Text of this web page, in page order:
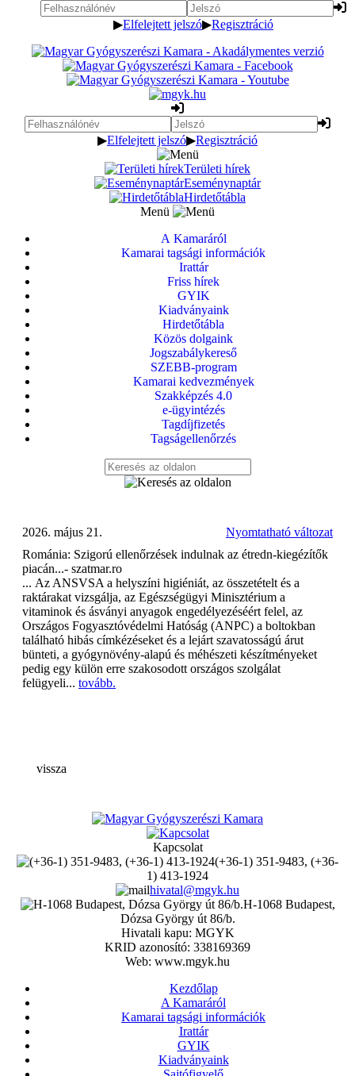
▶Elfelejtett jelszó▶Regisztráció
▶Elfelejtett jelszó▶Regisztráció
Területi hírek
Eseménynaptár
Hirdetőtábla
Menü
A Kamaráról
Kamarai tagsági információk
Irattár
Friss hírek
GYIK
Kiadványaink
Hirdetőtábla
Közös dolgaink
Jogszabálykereső
SZEBB-program
Kamarai kedvezmények
Szakképzés 4.0
e-ügyintézés
Tagdíjfizetés
Tagságellenőrzés
Nyomtatható változat
2026. május 21.
Románia: Szigorú ellenőrzések indulnak az étredn-kiegézítők
piacán...- szatmar.ro
... Az ANSVSA a helyszíni higiéniát, az összetételt és a
raktárakat vizsgálja, az Egészségügyi Minisztérium a
vitaminok és ásványi anyagok engedélyezéséért felel, az
Országos Fogyasztóvédelmi Hatóság (ANPC) a boltokban
található hibás címkézéseket és a lejárt szavatosságú árut
bünteti, a gyógynövény-alapú és méhészeti készítményeket
pedig egy külön erre szakosodott országos szolgálat
felügyeli... tovább.
vissza
Kapcsolat
(+36-1) 351-9483, (+36-
1) 413-1924
hivatal@mgyk.hu
H-1068 Budapest,
Dózsa György út 86/b.
Hivatali kapu: MGYK
KRID azonosító: 338169369
Web: www.mgyk.hu
Kezdőlap
A Kamaráról
Kamarai tagsági információk
Irattár
GYIK
Kiadványaink